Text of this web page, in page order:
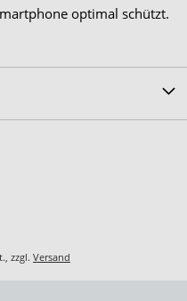
optimal schützt.
zzgl. Versand